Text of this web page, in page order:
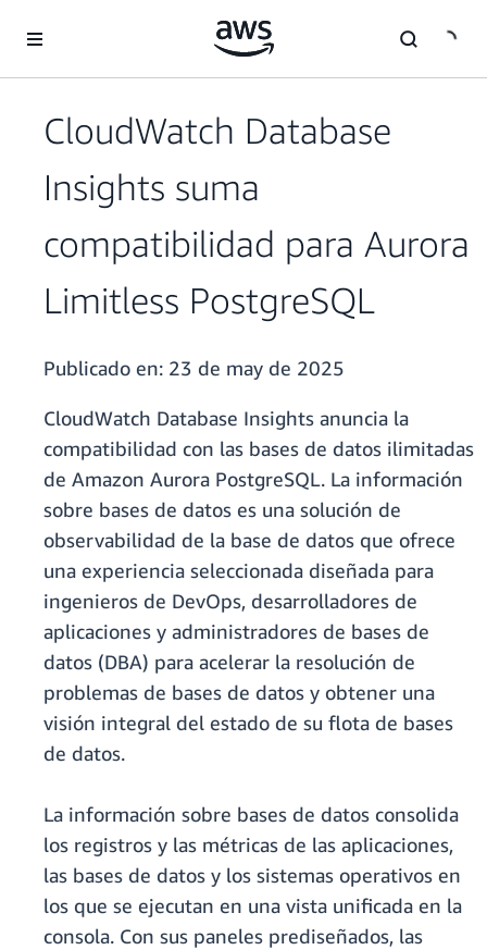
CloudWatch Database
Insights suma
compatibilidad para Aurora
Limitless PostgreSQL
Publicado en: 23 de may de 2025
CloudWatch Database Insights anuncia la
compatibilidad con las bases de datos ilimitadas
de Amazon Aurora PostgreSQL. La información
sobre bases de datos es una solución de
observabilidad de la base de datos que ofrece
una experiencia seleccionada diseñada para
ingenieros de DevOps, desarrolladores de
aplicaciones y administradores de bases de
datos (DBA) para acelerar la resolución de
problemas de bases de datos y obtener una
visión integral del estado de su flota de bases
de datos.
La información sobre bases de datos consolida
los registros y las métricas de las aplicaciones,
las bases de datos y los sistemas operativos en
los que se ejecutan en una vista unificada en la
consola. Con sus paneles prediseñados, las